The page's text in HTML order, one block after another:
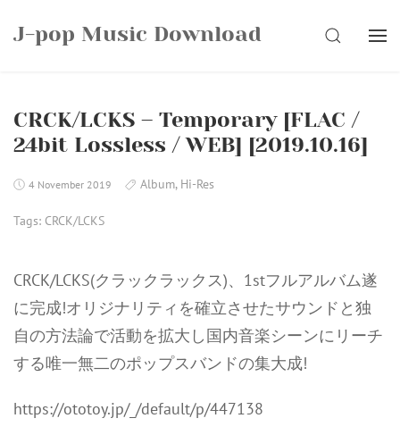
J-pop Music Download SEARCH
CRCK/LCKS – Temporary [FLAC /
24bit Lossless / WEB] [2019.10.16]
4 November 2019 Album, Hi-Res
Tags: CRCK/LCKS
CRCK/LCKS(クラックラックス)、1stフルアルバム遂
に完成!オリジナリティを確立させたサウンドと独
自の方法論で活動を拡大し国内音楽シーンにリーチ
する唯一無二のポップスバンドの集大成!
https://ototoy.jp/_/default/p/447138